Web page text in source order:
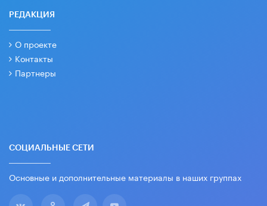
РЕДАКЦИЯ
О проекте
Контакты
Партнеры
СОЦИАЛЬНЫЕ СЕТИ
Основные и дополнительные материалы в наших группах